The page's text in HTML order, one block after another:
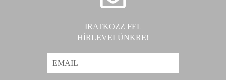
IRATKOZZ FEL
HÍRLEVELÜNKRE!